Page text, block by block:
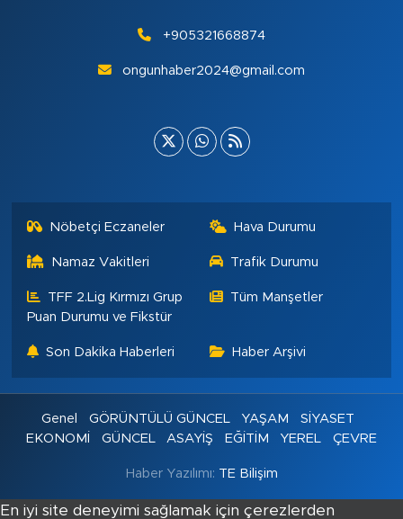
+905321668874
ongunhaber2024@gmail.com
Nöbetçi Eczaneler Hava Durumu
Namaz Vakitleri Trafik Durumu
TFF 2.Lig Kırmızı Grup
Puan Durumu ve Fikstür
Tüm Manşetler
Son Dakika Haberleri Haber Arşivi
Genel GÖRÜNTÜLÜ GÜNCEL YAŞAM
SİYASET
EKONOMİ
GÜNCEL ASAYİŞ EĞİTİM YEREL ÇEVRE
Haber Yazılımı: TE Bilişim
En iyi site deneyimi sağlamak için çerezlerden